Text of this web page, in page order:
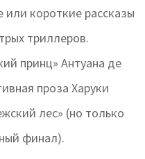
или короткие рассказы
триллеров.
принц» Антуана де
проза Харуки
лес» (но только
финал).